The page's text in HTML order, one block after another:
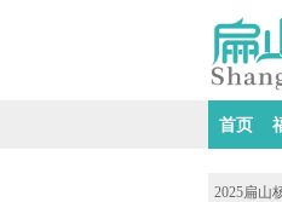
首页
2025扁山